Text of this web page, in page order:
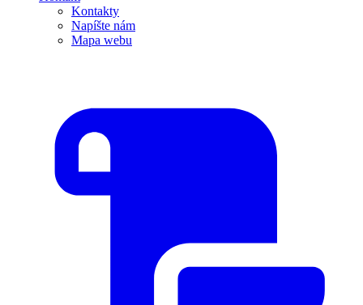
Kontakty
Napíšte nám
Mapa webu